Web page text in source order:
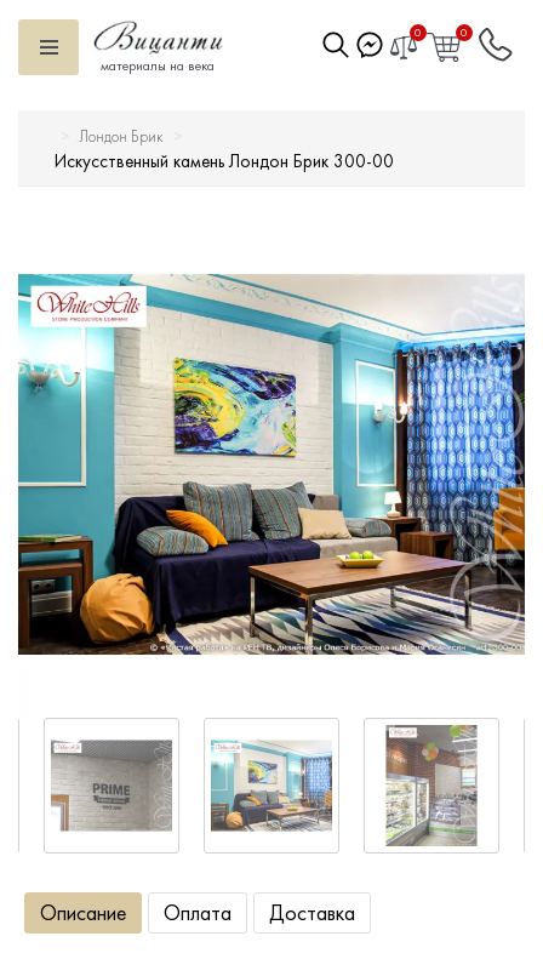
материалы на века
0 0
Искусственный камень
Декоративные элементы
Тротуарная плитка
Террасная доска
Сухие смеси
Сопутствующие товары
Услуги
Оплата
Портфолио
Лондон Брик
Искусственный камень Лондон Брик 300-00
Описание Оплата Доставка